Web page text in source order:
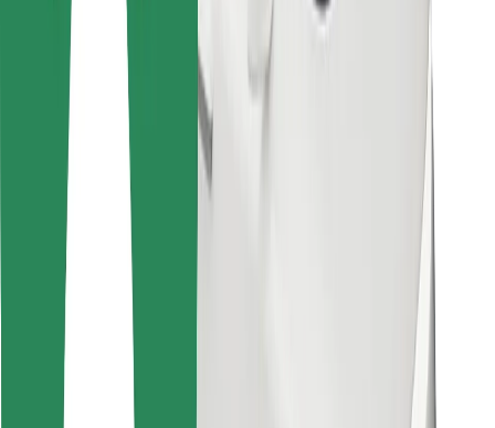
Cookies
Seguridad
¡Conseguí un viaje en minutos!
Descargar la app de Bolt
Descargar la app de Bolt Food